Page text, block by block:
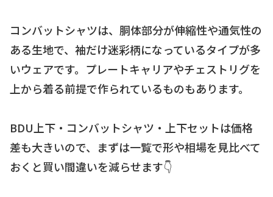
コンバットシャツは、胴体部分が伸縮性や通気性の
ある生地で、袖だけ迷彩柄になっているタイプが多
いウェアです。プレートキャリアやチェストリグを
上から着る前提で作られているものもあります。
BDU上下・コンバットシャツ・上下セットは価格
差も大きいので、まずは一覧で形や相場を見比べて
おくと買い間違いを減らせます👇